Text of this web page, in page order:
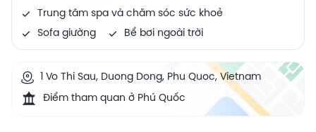
Trung tâm spa và chăm sóc sức khoẻ
Sofa giường
Bể bơi ngoài trời
1 Vo Thi Sau, Duong Dong, Phu Quoc, Vietnam
Điểm tham quan ở Phú Quốc